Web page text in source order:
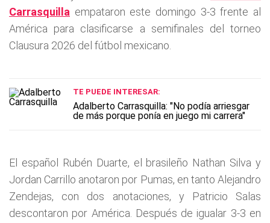
Carrasquilla empataron este domingo 3-3 frente al
América para clasificarse a semifinales del torneo
Clausura 2026 del fútbol mexicano.
TE PUEDE INTERESAR:
Adalberto Carrasquilla: "No podía arriesgar
de más porque ponía en juego mi carrera"
El español Rubén Duarte, el brasileño Nathan Silva y
Jordan Carrillo anotaron por Pumas, en tanto Alejandro
Zendejas, con dos anotaciones, y Patricio Salas
descontaron por América. Después de igualar 3-3 en